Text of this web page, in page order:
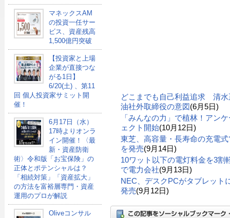
マネックスAM
の投資一任サー
ビス、資産残高
1,500億円突破
【投資家と上場
企業が直接つな
がる1日】
6/20(土) 、第11
回 個人投資家サミット開
催！
6月17日（水）
17時よりオンラ
イン開催！〈最
新・資産防衛
術〉令和版「お宝保険」の
正体とポテンシャルは？
「相続対策」「資産拡大」
の方法を富裕層専門・資産
運用のプロが解説
Oliveコンサル
どこまでも自己利益追求 清水
油社外取締役の意図(6月5日)
「みんなの力」で植林！アン
ェクト開始(10月12日)
東芝、高容量・長寿命の充電
を発売(9月14日)
10ワット以下の電灯料金を3割
で電力会社(9月13日)
NEC、デスクPCがタブレット
発売(9月12日)